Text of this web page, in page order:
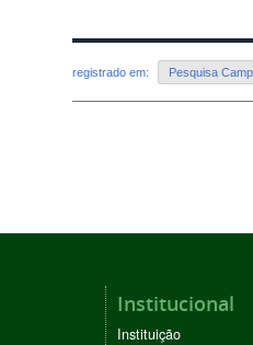
registrado em: Pesquisa
Institucional
Instituição